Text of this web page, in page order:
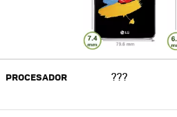
PROCESADOR ???